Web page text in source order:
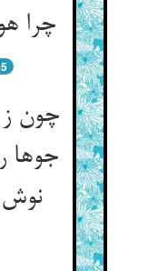
چرا
چون
جوها